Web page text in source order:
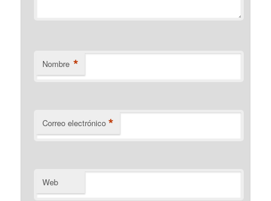
Nombre *
Correo electrónico *
Web